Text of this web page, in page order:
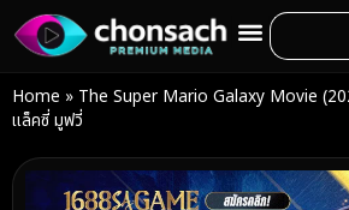
Home » The Super Mario Galaxy Movie
แล็คซี่ มูฟวี่